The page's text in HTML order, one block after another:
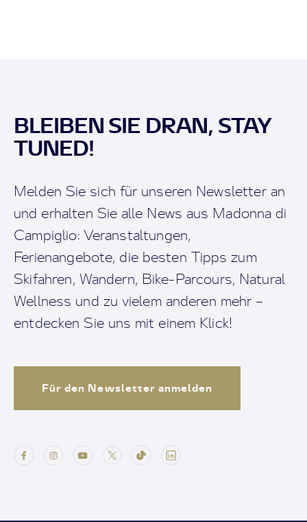
BLEIBEN SIE DRAN, STAY
TUNED!
Melden Sie sich für unseren Newsletter an
und erhalten Sie alle News aus Madonna di
Campiglio: Veranstaltungen,
Ferienangebote, die besten Tipps zum
Skifahren, Wandern, Bike-Parcours, Natural
Wellness und zu vielem anderen mehr –
entdecken Sie uns mit einem Klick!
Für den Newsletter anmelden